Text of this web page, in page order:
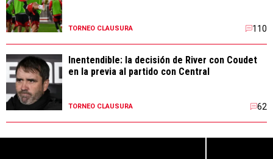
TORNEO CLAUSURA 110
Inentendible: la decisión de River con Coudet
en la previa al partido con Central
TORNEO CLAUSURA 62